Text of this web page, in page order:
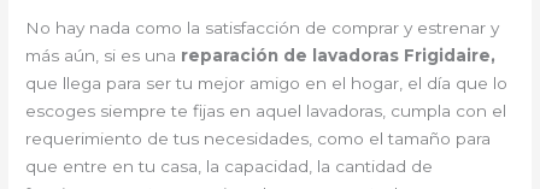
No hay nada como la satisfacción de comprar y estrenar y
más aún, si es una reparación de lavadoras Frigidaire,
que llega para ser tu mejor amigo en el hogar, el día que lo
escoges siempre te fijas en aquel lavadoras, cumpla con el
requerimiento de tus necesidades, como el tamaño para
que entre en tu casa, la capacidad, la cantidad de